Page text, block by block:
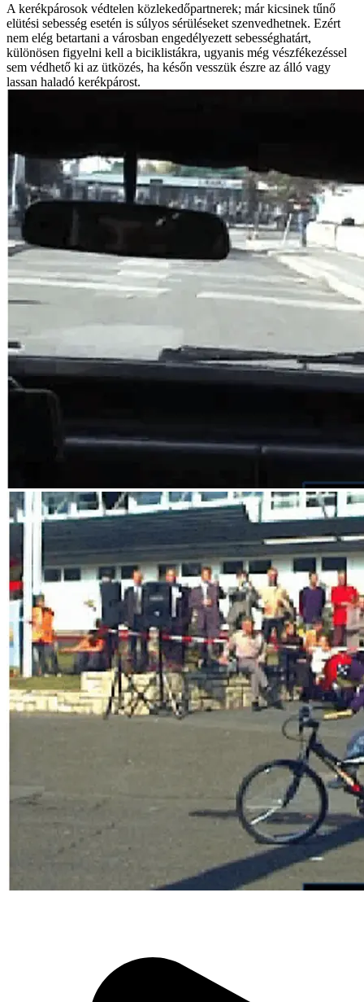
A kerékpárosok védtelen közlekedőpartnerek; már kicsinek tűnő
elütési sebesség esetén is súlyos sérüléseket szenvedhetnek. Ezért
nem elég betartani a városban engedélyezett sebességhatárt,
különösen figyelni kell a biciklistákra, ugyanis még vészfékezéssel
sem védhető ki az ütközés, ha későn vesszük észre az álló vagy
lassan haladó kerékpárost.